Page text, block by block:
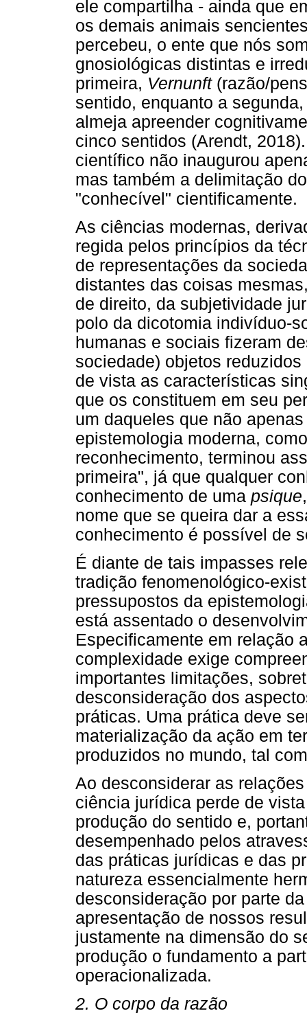
ele compartilha - ainda que
os demais animais
percebeu, o ente que nós
gnosiológicas distintas e
primeira, Vernunft (razão/
sentido, enquanto a
almeja apreender
cinco sentidos (Arendt,
científico não inaugurou
mas também a delimitação
"conhecível" cientificamente.
As ciências modernas,
regida pelos princípios da
de representações da
distantes das coisas
de direito, da subjetividade
polo da dicotomia indivíduo-
humanas e sociais fizeram
sociedade) objetos
de vista as características
que os constituem em seu
um daqueles que não
epistemologia moderna,
reconhecimento, terminou
primeira", já que qualquer
conhecimento de uma psique
nome que se queira dar a
conhecimento é possível de
É diante de tais impasses
tradição fenomenológico-
pressupostos da
está assentado o
Especificamente em relação
complexidade exige
importantes limitações,
desconsideração dos
práticas. Uma prática deve
materialização da ação em
produzidos no mundo, tal
Ao desconsiderar as
ciência jurídica perde de
produção do sentido e,
desempenhado pelos
das práticas jurídicas e das
natureza essencialmente
desconsideração por parte
apresentação de nossos
justamente na dimensão do
produção o fundamento a
operacionalizada.
2. O corpo da razão